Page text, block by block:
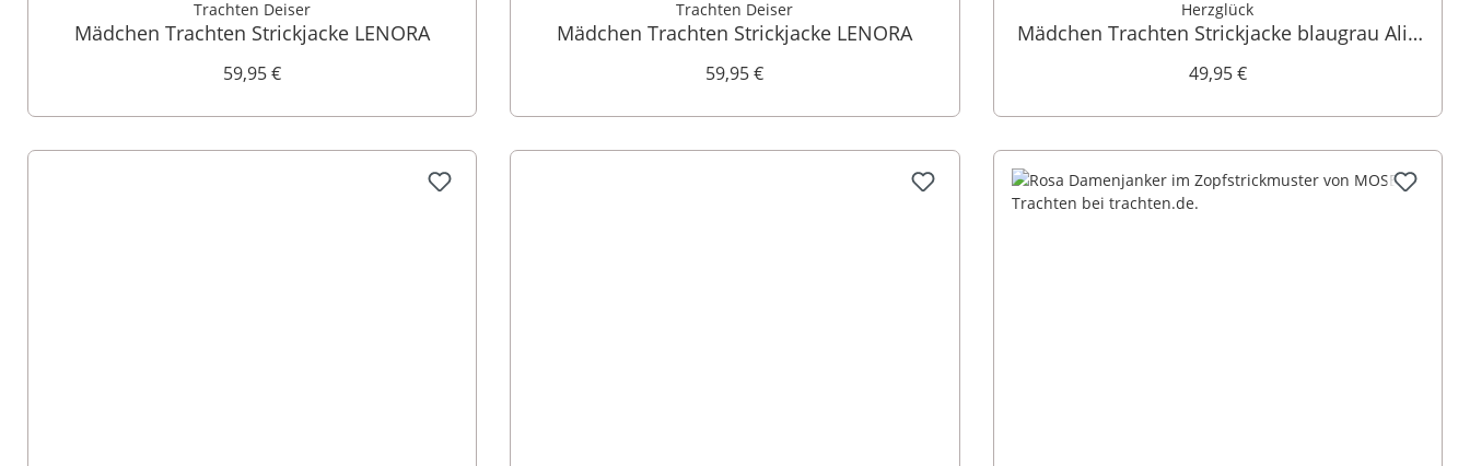
Trachten Deiser
Mädchen Trachten Strickjacke LENORA
59,95 €
Trachten Deiser
Mädchen Trachten Strickjacke LENORA
59,95 €
Herzglück
Mädchen Trachten Strickjacke blaugrau Alia
49,95 €